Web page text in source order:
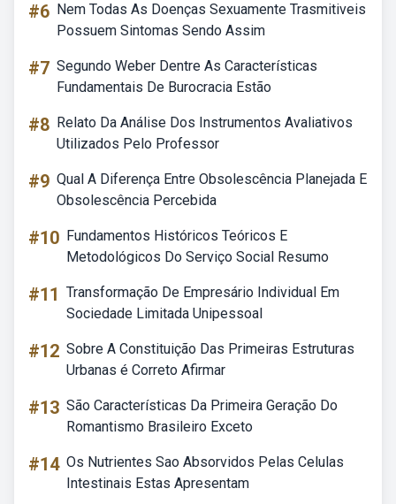
#6 Nem Todas As Doenças Sexuamente Trasmitiveis
Possuem Sintomas Sendo Assim
#7 Segundo Weber Dentre As Características
Fundamentais De Burocracia Estão
#8 Relato Da Análise Dos Instrumentos Avaliativos
Utilizados Pelo Professor
#9 Qual A Diferença Entre Obsolescência Planejada E
Obsolescência Percebida
#10 Fundamentos Históricos Teóricos E
Metodológicos Do Serviço Social Resumo
#11 Transformação De Empresário Individual Em
Sociedade Limitada Unipessoal
#12 Sobre A Constituição Das Primeiras Estruturas
Urbanas é Correto Afirmar
#13 São Características Da Primeira Geração Do
Romantismo Brasileiro Exceto
#14 Os Nutrientes Sao Absorvidos Pelas Celulas
Intestinais Estas Apresentam